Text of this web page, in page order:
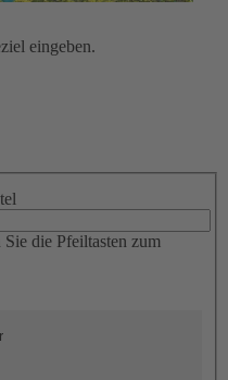
eingeben.
die Pfeiltasten zum